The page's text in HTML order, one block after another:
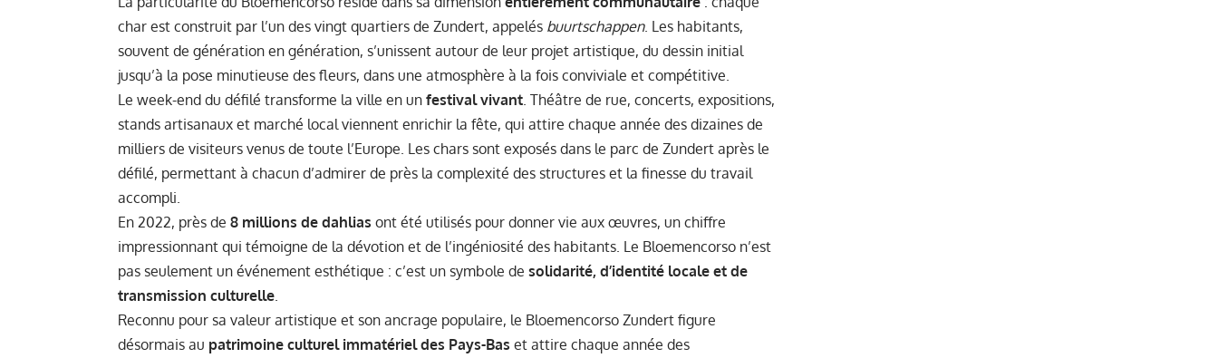
char est construit par l’un des vingt quartiers de Zundert, appelés buurtschappen. Les habitants,
souvent de génération en génération, s’unissent autour de leur projet artistique, du dessin initial
jusqu’à la pose minutieuse des fleurs, dans une atmosphère à la fois conviviale et compétitive.
Le week-end du défilé transforme la ville en un festival vivant . Théâtre de rue, concerts, expositions,
stands artisanaux et marché local viennent enrichir la fête, qui attire chaque année des dizaines de
milliers de visiteurs venus de toute l’Europe. Les chars sont exposés dans le parc de Zundert après le
défilé, permettant à chacun d’admirer de près la complexité des structures et la finesse du travail
accompli.
En 2022, près de 8 millions de dahlias ont été utilisés pour donner vie aux œuvres, un chiffre
impressionnant qui témoigne de la dévotion et de l’ingéniosité des habitants. Le Bloemencorso n’est
pas seulement un événement esthétique : c’est un symbole de solidarité, d’identité locale et de
transmission culturelle
Reconnu pour sa valeur artistique et son ancrage populaire, le Bloemencorso Zundert figure
désormais au patrimoine culturel immatériel des Pays-Bas et attire chaque année des